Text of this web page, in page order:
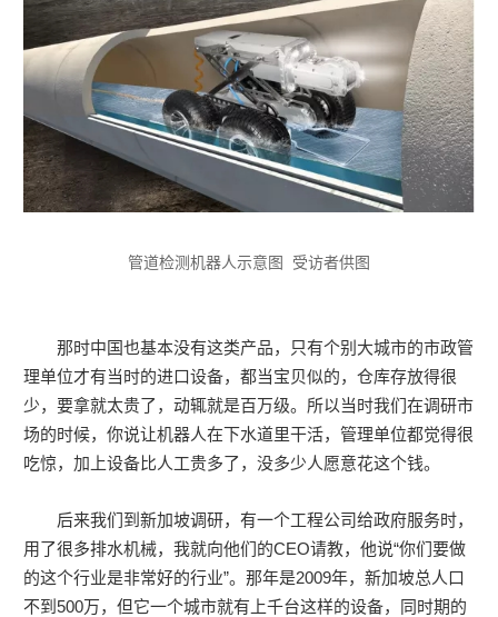
管道检测机器人示意图 受访者供图
那时中国也基本没有这类产品，只有个别大城市的市政管
理单位才有当时的进口设备，都当宝贝似的，仓库存放得很
少，要拿就太贵了，动辄就是百万级。所以当时我们在调研市
场的时候，你说让机器人在下水道里干活，管理单位都觉得很
吃惊，加上设备比人工贵多了，没多少人愿意花这个钱。
后来我们到新加坡调研，有一个工程公司给政府服务时，
用了很多排水机械，我就向他们的CEO请教，他说“你们要做
的这个行业是非常好的行业”。那年是2009年，新加坡总人口
不到500万，但它一个城市就有上千台这样的设备，同时期的